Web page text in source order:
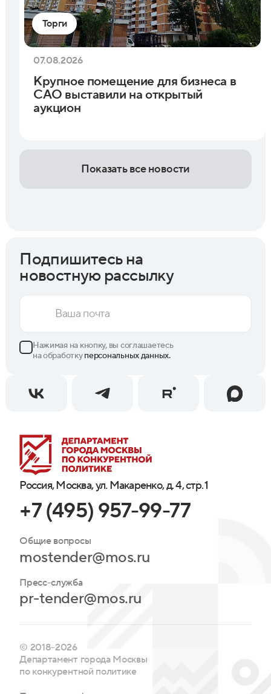
Торги
07.08.2026
Крупное помещение для бизнеса в
САО выставили на открытый
аукцион
Показать все новости
Россия, Москва, ул. Макаренко, д. 4, стр. 1
+7 (495) 957-99-77
Общие вопросы
mostender@mos.ru
Пресс-служба
pr-tender@mos.ru
Подпишитесь на
новостную рассылку
Нажимая на кнопку, вы соглашаетесь
на обработкуперсональных данных.
© 2018-2026
Департамент города Москвы
по конкурентной политике